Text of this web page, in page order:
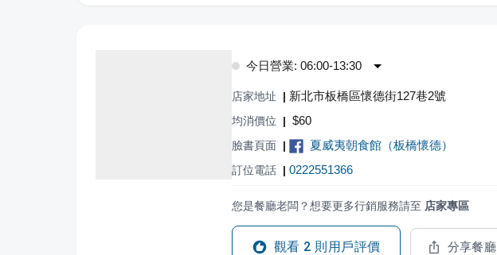
今日營業: 06:00-13:30
店家地址 | 新北市板橋區懷德街127巷2號
均消價位 | $60
臉書頁面 | 夏威夷朝食館（板橋懷德）
訂位電話 | 0222551366
您是餐廳老闆？想要更多行銷服務請至 店家專區
觀看 2 則用戶評價 分享餐廳